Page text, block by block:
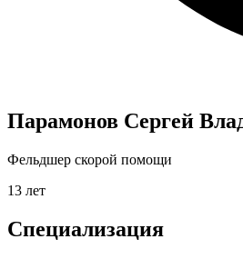
Парамонов Сергей
Фельдшер скорой помощи
13 лет
Специализация